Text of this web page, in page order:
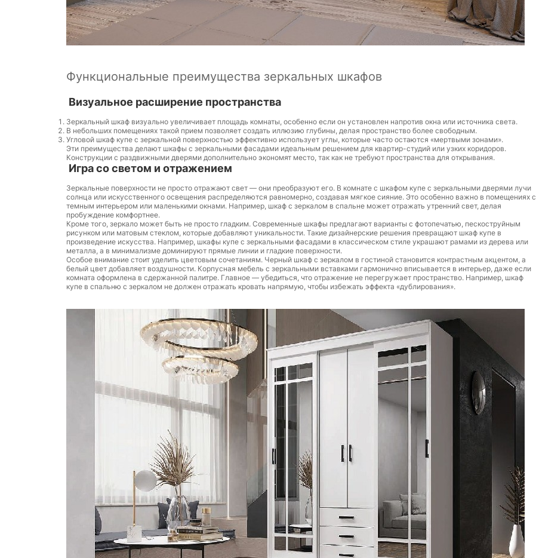
Функциональные преимущества зеркальных шкафов
Визуальное расширение пространства
Зеркальный шкаф визуально увеличивает площадь комнаты, особенно если он установлен напротив окна или источника света.
В небольших помещениях такой прием позволяет создать иллюзию глубины, делая пространство более свободным.
Угловой шкаф купе с зеркальной поверхностью эффективно использует углы, которые часто остаются «мертвыми зонами».
Эти преимущества делают шкафы с зеркальными фасадами идеальным решением для квартир-студий или узких коридоров.
Конструкции с раздвижными дверями дополнительно экономят место, так как не требуют пространства для открывания.
Игра со светом и отражением
Зеркальные поверхности не просто отражают свет — они преобразуют его. В комнате с шкафом купе с зеркальными дверями лучи
солнца или искусственного освещения распределяются равномерно, создавая мягкое сияние. Это особенно важно в помещениях с
темным интерьером или маленькими окнами. Например, шкаф с зеркалом в спальне может отражать утренний свет, делая
пробуждение комфортнее.
Кроме того, зеркало может быть не просто гладким. Современные шкафы предлагают варианты с фотопечатью, пескоструйным
рисунком или матовым стеклом, которые добавляют уникальности. Такие дизайнерские решения превращают шкаф купе в
произведение искусства. Например, шкафы купе с зеркальными фасадами в классическом стиле украшают рамами из дерева или
металла, а в минимализме доминируют прямые линии и гладкие поверхности.
Особое внимание стоит уделить цветовым сочетаниям. Черный шкаф с зеркалом в гостиной становится контрастным акцентом, а
белый цвет добавляет воздушности. Корпусная мебель с зеркальными вставками гармонично вписывается в интерьер, даже если
комната оформлена в сдержанной палитре. Главное — убедиться, что отражение не перегружает пространство. Например, шкаф
купе в спальню с зеркалом не должен отражать кровать напрямую, чтобы избежать эффекта «дублирования».